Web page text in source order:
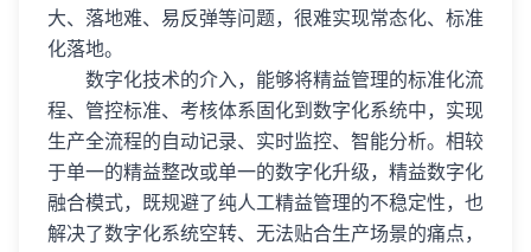
大、落地难、易反弹等问题，很难实现常态化、标准
化落地。
数字化技术的介入，能够将精益管理的标准化流
程、管控标准、考核体系固化到数字化系统中，实现
生产全流程的自动记录、实时监控、智能分析。相较
于单一的精益整改或单一的数字化升级，精益数字化
融合模式，既规避了纯人工精益管理的不稳定性，也
解决了数字化系统空转、无法贴合生产场景的痛点，